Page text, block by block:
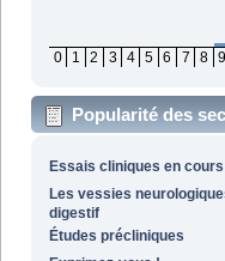
0 1 2 3 4 5 6 7 8 9
Popularité des
Essais cliniques en cours
Les vessies
digestif
Études précliniques